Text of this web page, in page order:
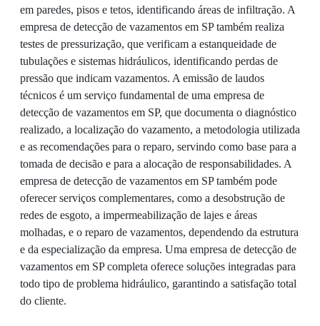
em paredes, pisos e tetos, identificando áreas de infiltração. A
empresa de detecção de vazamentos em SP também realiza
testes de pressurização, que verificam a estanqueidade de
tubulações e sistemas hidráulicos, identificando perdas de
pressão que indicam vazamentos. A emissão de laudos
técnicos é um serviço fundamental de uma empresa de
detecção de vazamentos em SP, que documenta o diagnóstico
realizado, a localização do vazamento, a metodologia utilizada
e as recomendações para o reparo, servindo como base para a
tomada de decisão e para a alocação de responsabilidades. A
empresa de detecção de vazamentos em SP também pode
oferecer serviços complementares, como a desobstrução de
redes de esgoto, a impermeabilização de lajes e áreas
molhadas, e o reparo de vazamentos, dependendo da estrutura
e da especialização da empresa. Uma empresa de detecção de
vazamentos em SP completa oferece soluções integradas para
todo tipo de problema hidráulico, garantindo a satisfação total
do cliente.